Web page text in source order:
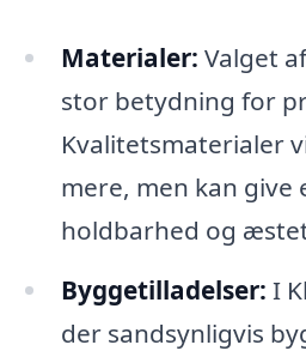
Materialer: Valget
stor betydning for
Kvalitetsmaterialer
mere, men kan give
holdbarhed og
Byggetilladelser: I
der sandsynligvis